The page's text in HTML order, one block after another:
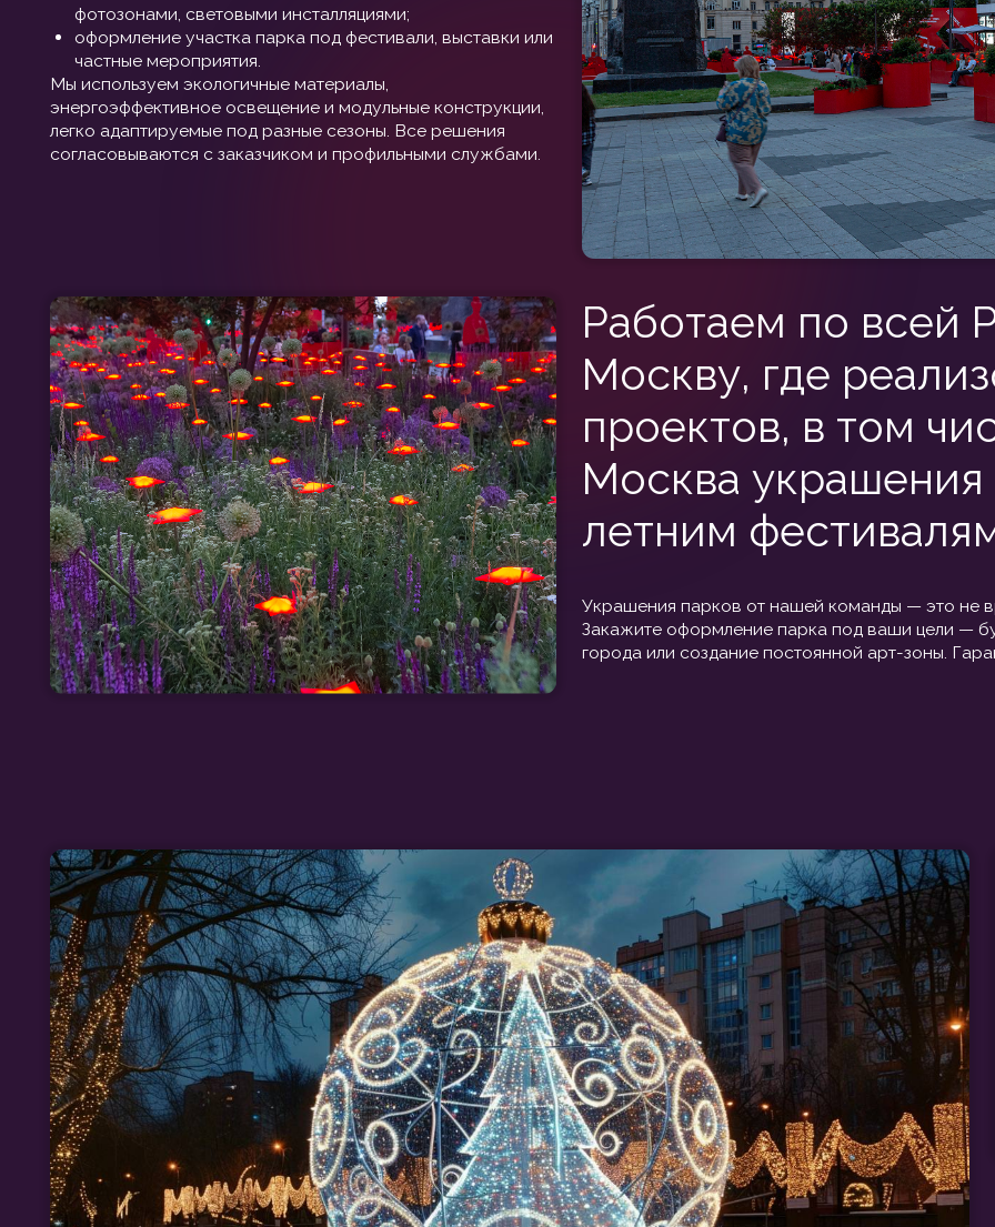
Украшения парков от нашей команды — это не временный
Закажите оформление парка под ваши цели — будь то
города или создание постоянной арт-зоны. Гарантируем
Работаем по всей
Москву, где
проектов, в том числе
Москва украшения к
летним фестивалям.
ЧТО МЫ ПРЕДЛАГАЕМ ДЛЯ ОФОРМЛЕНИЯ ПАРКОВ?
Световые инсталляции и гирлянды.
Ёлочные композиции и новогодние деревья.
Декоративные конструкции и фотозоны.
[ МАЛЫЕ